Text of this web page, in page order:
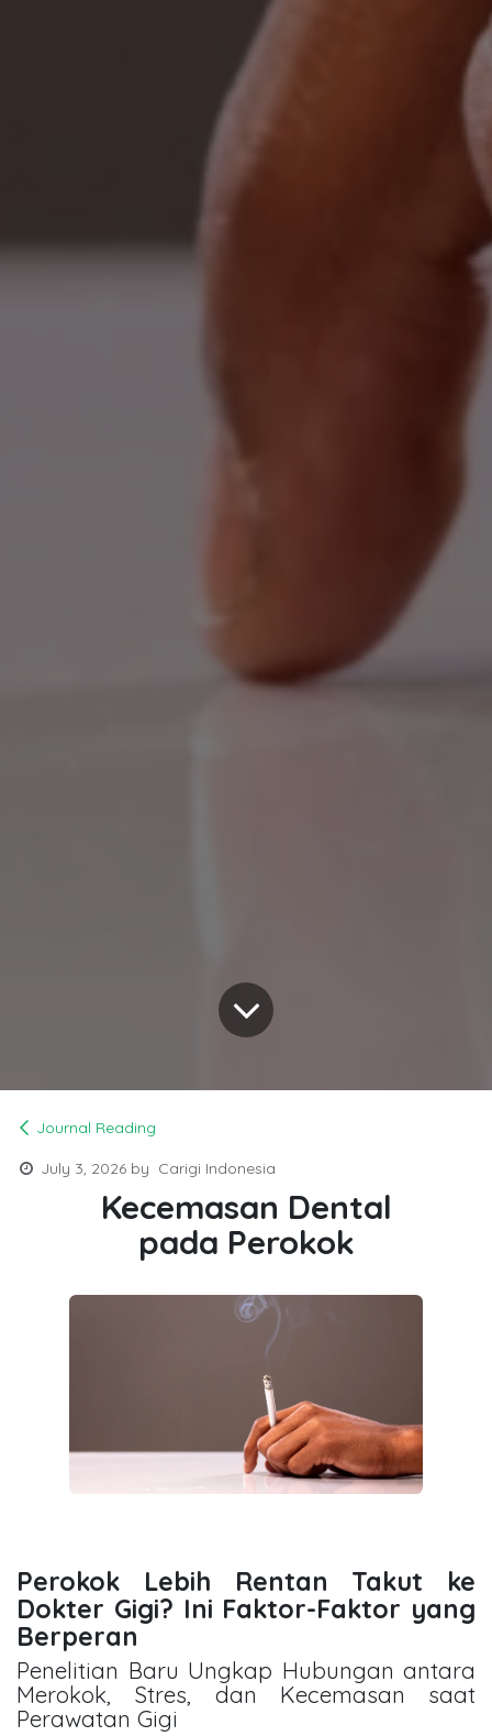
Journal Reading
July 3, 2026 by Carigi Indonesia
Kecemasan Dental
pada Perokok
Perokok Lebih Rentan Takut ke
Dokter Gigi? Ini Faktor-Faktor yang
Berperan
Penelitian Baru Ungkap Hubungan antara
Merokok, Stres, dan Kecemasan saat
Perawatan Gigi